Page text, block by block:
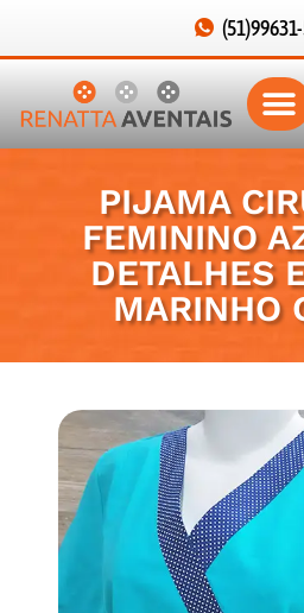
PIJAMA
FEMININO
DETALHES
MARINHO